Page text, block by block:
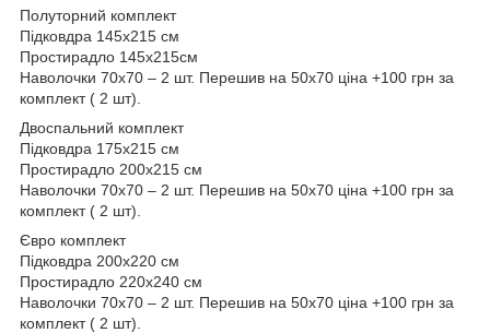
Полуторний комплект
Підковдра 145х215 см
Простирадло 145х215см
Наволочки 70х70 – 2 шт. Перешив на 50х70 ціна +100 грн за
комплект ( 2 шт).
Двоспальний комплект
Підковдра 175х215 см
Простирадло 200х215 см
Наволочки 70х70 – 2 шт. Перешив на 50х70 ціна +100 грн за
комплект ( 2 шт).
Євро комплект
Підковдра 200х220 см
Простирадло 220х240 см
Наволочки 70х70 – 2 шт. Перешив на 50х70 ціна +100 грн за
комплект ( 2 шт).